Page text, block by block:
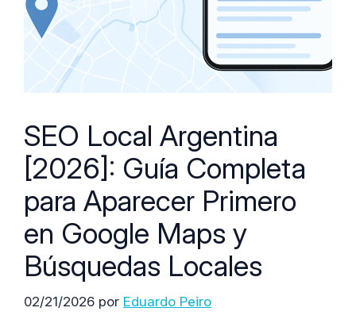
SEO Local Argentina
[2026]: Guía Completa
para Aparecer Primero
en Google Maps y
Búsquedas Locales
02/21/2026 por Eduardo Peiro